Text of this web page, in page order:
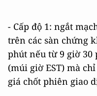
- Cấp độ 1: ngắt
trên các sàn chứng
phút nếu từ 9 giờ 30
(múi giờ EST) mà
giá chốt phiên giao